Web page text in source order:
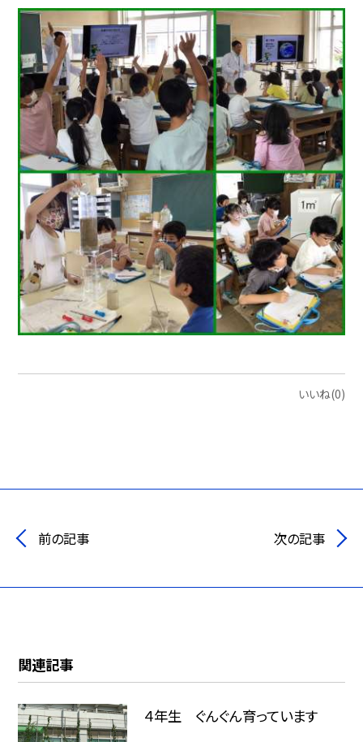
いいね(0)
前の記事 次の記事
関連記事
４年生 ぐんぐん育っています